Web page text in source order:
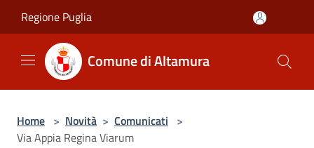
Regione Puglia
Comune di Altamura
Home > Novità > Comunicati >
Via Appia Regina Viarum